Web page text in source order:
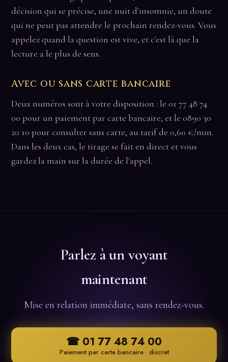
décision qui se précise, une nuit d'insomnie, un doute
qui ne peut pas attendre le prochain rendez-vous. Vous
appelez quand la question est vive, et c'est là que la
lecture a le plus de sens.
Avec ou sans carte bancaire
Deux numéros sont à votre disposition : le 01 77 48 74
00 pour un paiement par carte bancaire, et le 0890 30
20 10 pour consulter sans carte, au tarif de 0,60 €/min.
Dans les deux cas, le tirage se fait en direct et vous
gardez la main sur la durée de l'appel.
Parlez à un voyant
maintenant
Mise en relation immédiate, sans rendez-vous.
☎ 01 77 48 74 00
Paiement par carte bancaire · discret